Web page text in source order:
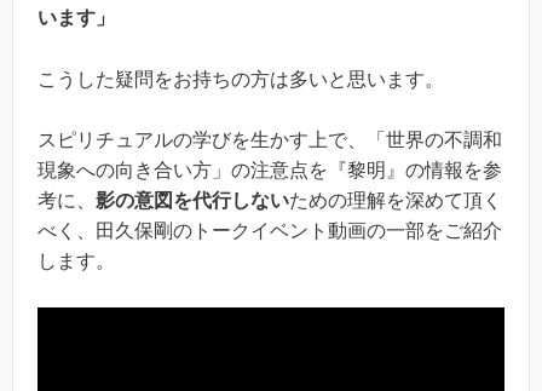
います」
こうした疑問をお持ちの方は多いと思います。
スピリチュアルの学びを生かす上で、「世界の不調和
現象への向き合い方」の注意点を『黎明』の情報を参
考に、 影の意図を代行しないための理解を深めて頂く
べく、田久保剛のトークイベント動画の一部をご紹介
します。